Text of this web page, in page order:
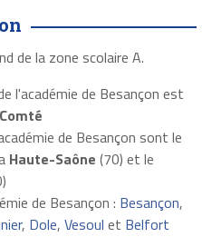
de la zone scolaire A.
l'académie de Besançon est
de Besançon sont le
Haute-Saône (70) et le
de Besançon : Besançon,
, Dole, Vesoul et Belfort